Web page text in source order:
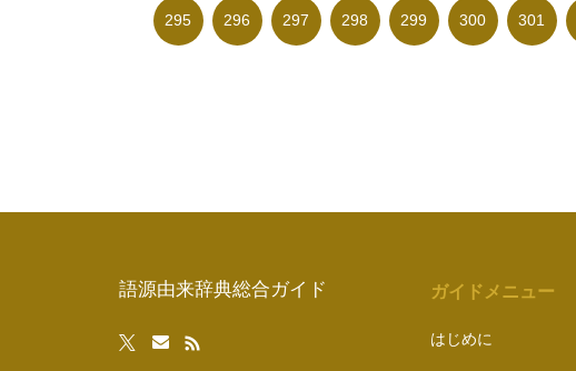
295 296 297 298 299 300 301
ガイドメニュー
はじめに
語源由来辞典総合ガイド